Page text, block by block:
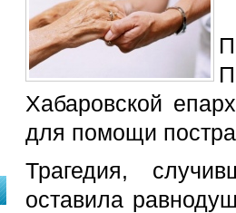
Хабаровской
для помощи
Трагедия,
оставила